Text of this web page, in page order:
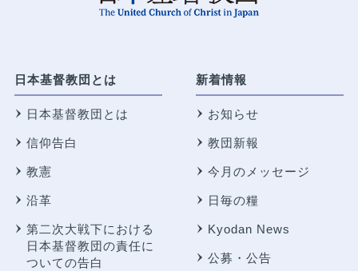
日本基督教団とは
日本基督教団とは
信仰告白
教憲
沿革
第二次大戦下における
日本基督教団の責任に
ついての告白
新着情報
お知らせ
教団新報
今月のメッセージ
日毎の糧
Kyodan News
公募・公告